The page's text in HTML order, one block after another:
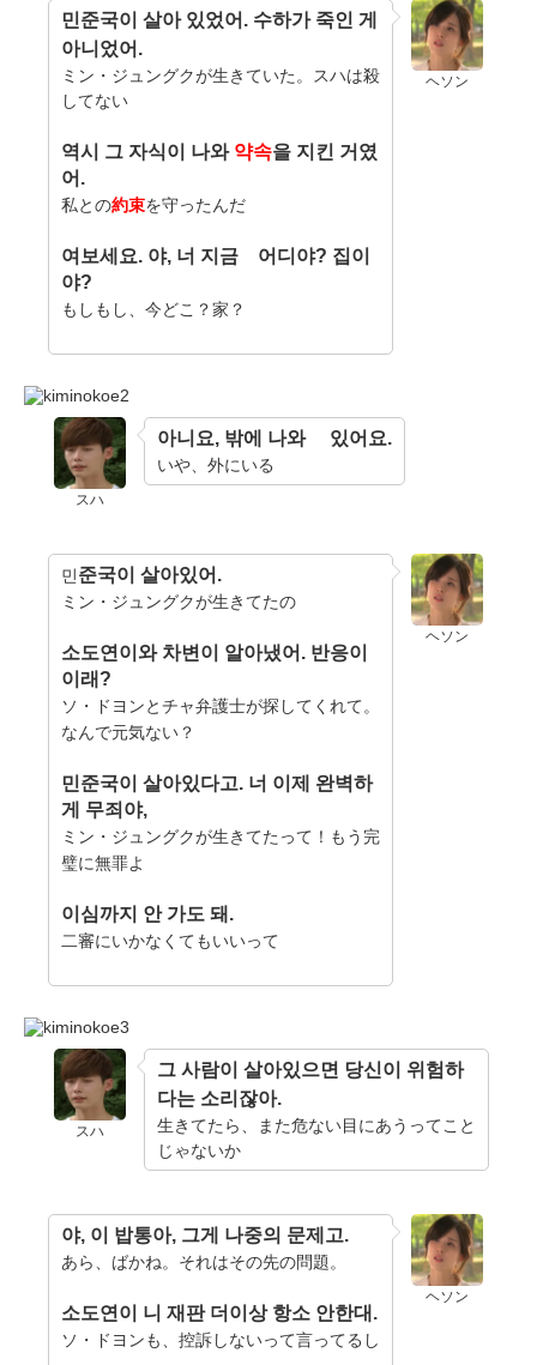
ヘソン
민준국이 살아 있었어. 수하가 죽인 게
아니었어.
ミン・ジュングクが生きていた。スハは殺
してない
역시 그 자식이 나와 약속을 지킨 거였
어.
私との約束を守ったんだ
여보세요. 야, 너 지금 어디야? 집이
야?
もしもし、今どこ？家？
スハ
아니요, 밖에 나와 있어요.
いや、外にいる
ヘソン
민준국이 살아있어.
ミン・ジュングクが生きてたの
소도연이와 차변이 알아냈어. 반응이
이래?
ソ・ドヨンとチャ弁護士が探してくれて。
なんで元気ない？
민준국이 살아있다고. 너 이제 완벽하
게 무죄야,
ミン・ジュングクが生きてたって！もう完
璧に無罪よ
이심까지 안 가도 돼.
二審にいかなくてもいいって
スハ
그 사람이 살아있으면 당신이 위험하
다는 소리잖아.
生きてたら、また危ない目にあうってこと
じゃないか
ヘソン
야, 이 밥통아, 그게 나중의 문제고.
あら、ばかね。それはその先の問題。
소도연이 니 재판 더이상 항소 안한대.
ソ・ドヨンも、控訴しないって言ってるし